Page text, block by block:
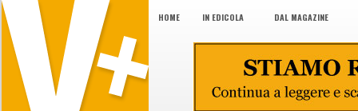
HOME IN EDICOLA DAL MAGAZINE